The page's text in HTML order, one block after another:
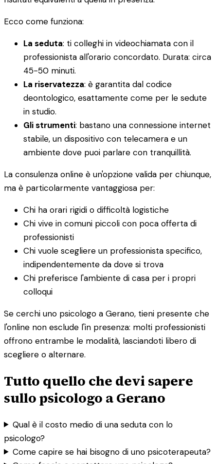
Ecco come funziona:
La seduta: ti colleghi in videochiamata con il
professionista all'orario concordato. Durata: circa
45-50 minuti.
La riservatezza: è garantita dal codice
deontologico, esattamente come per le sedute
in studio.
Gli strumenti: bastano una connessione internet
stabile, un dispositivo con telecamera e un
ambiente dove puoi parlare con tranquillità.
La consulenza online è un'opzione valida per chiunque,
ma è particolarmente vantaggiosa per:
Chi ha orari rigidi o difficoltà logistiche
Chi vive in comuni piccoli con poca offerta di
professionisti
Chi vuole scegliere un professionista specifico,
indipendentemente da dove si trova
Chi preferisce l'ambiente di casa per i propri
colloqui
Se cerchi uno psicologo a Gerano, tieni presente che
l'online non esclude l'in presenza: molti professionisti
offrono entrambe le modalità, lasciandoti libero di
scegliere o alternare.
Tutto quello che devi sapere
sullo psicologo a Gerano
Qual è il costo medio di una seduta con lo
psicologo?
Come capire se hai bisogno di uno psicoterapeuta?